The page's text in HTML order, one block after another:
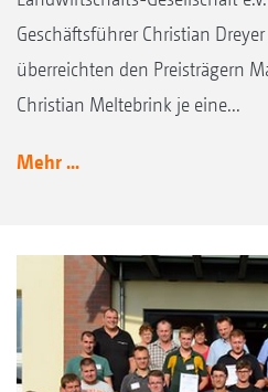
Geschäftsführer Christian
überreichten den Preisträgern
Christian Meltebrink je eine...
Mehr ...